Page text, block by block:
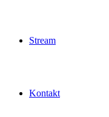
Stream
Kontakt
Gottesdienste
Mittwoch -
Freitag -
Am Bauhof
Freitag -
Sonntag -